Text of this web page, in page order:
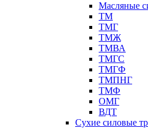
Масляные
ТМ
ТМГ
ТМЖ
ТМВА
ТМГС
ТМГФ
ТМПНГ
ТМФ
ОМГ
ВДТ
Сухие силовые